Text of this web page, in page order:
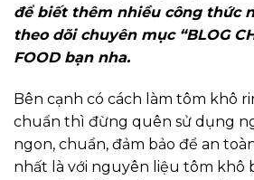
để biết thêm nhiều công thức
theo dõi chuyên mục “BLOG
FOOD bạn nha.
Bên cạnh có cách làm tôm khô
chuẩn thì đừng quên sử dụng
ngon, chuẩn, đảm bảo để an
nhất là với nguyên liệu tôm khô